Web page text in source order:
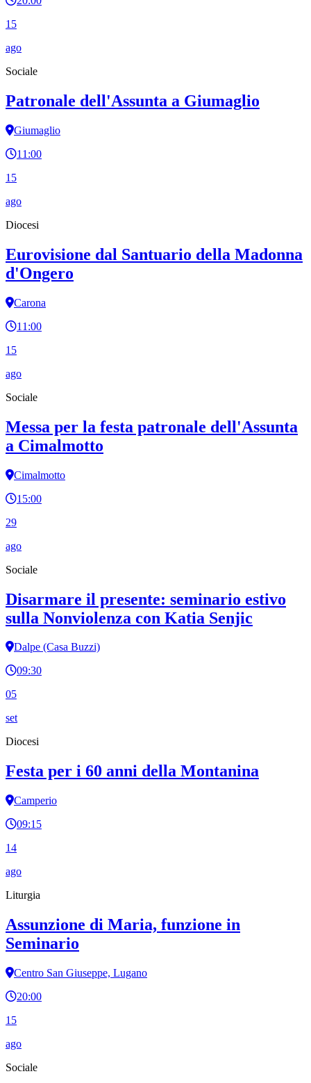
15
ago
Sociale
Patronale dell'Assunta a Giumaglio
Giumaglio
11:00
15
ago
Diocesi
Eurovisione dal Santuario della Madonna
d'Ongero
Carona
11:00
15
ago
Sociale
Messa per la festa patronale dell'Assunta
a Cimalmotto
Cimalmotto
15:00
29
ago
Sociale
Disarmare il presente: seminario estivo
sulla Nonviolenza con Katia Senjic
Dalpe (Casa Buzzi)
09:30
05
set
Diocesi
Festa per i 60 anni della Montanina
Camperio
09:15
14
ago
Liturgia
Assunzione di Maria, funzione in
Seminario
Centro San Giuseppe, Lugano
20:00
15
ago
Sociale